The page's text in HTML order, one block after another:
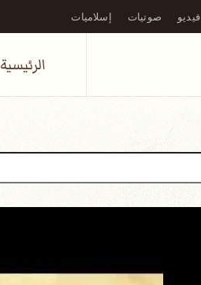
فيديو صوتيات إسلاميات
الرئيسية